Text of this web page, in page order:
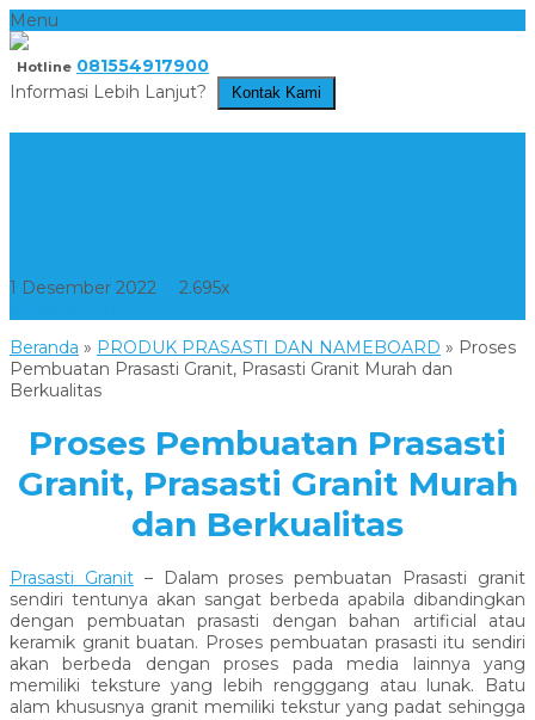
Menu
Hotline 081554917900
Informasi Lebih Lanjut?
Kontak Kami
1 Desember 2022 2.695x
Beranda » PRODUK PRASASTI DAN NAMEBOARD » Proses
Pembuatan Prasasti Granit, Prasasti Granit Murah dan
Berkualitas
Proses Pembuatan Prasasti
Granit, Prasasti Granit Murah
dan Berkualitas
Prasasti Granit– Dalam proses pembuatan Prasasti granit
sendiri tentunya akan sangat berbeda apabila dibandingkan
dengan pembuatan prasasti dengan bahan artificial atau
keramik granit buatan. Proses pembuatan prasasti itu sendiri
akan berbeda dengan proses pada media lainnya yang
memiliki teksture yang lebih rengggang atau lunak. Batu
alam khususnya granit memiliki tekstur yang padat sehingga